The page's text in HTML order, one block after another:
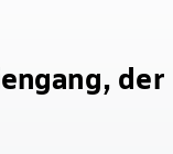
der